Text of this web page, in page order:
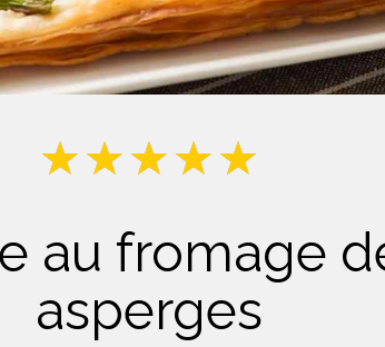
au fromage
asperges